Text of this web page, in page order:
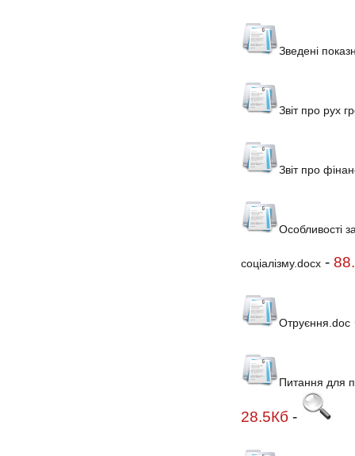
Зведені
Звіт про рух
Звіт про
Особливості
соціалізму.docx-
Отруєння.doc
Питання для
28.5Кб -